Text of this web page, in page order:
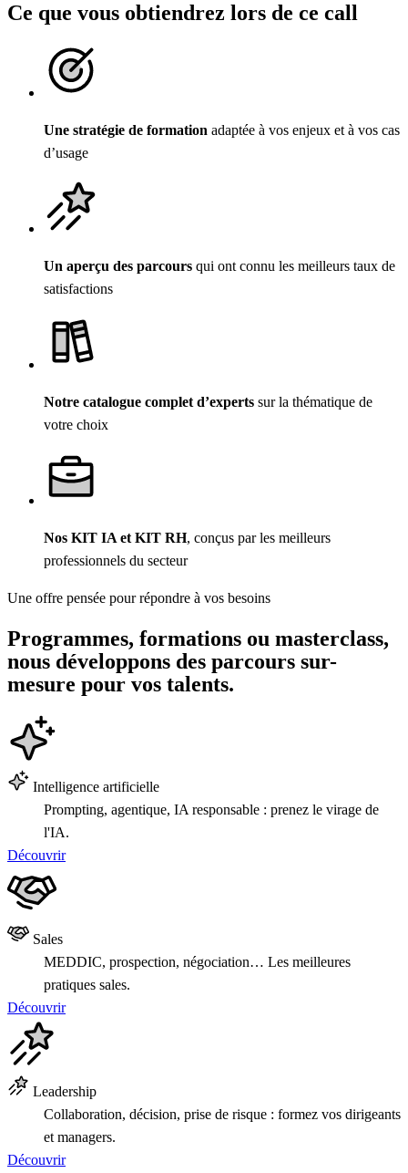
Ce que vous obtiendrez lors de ce call
Une stratégie de formation adaptée à vos enjeux et à vos cas
d’usage
Un aperçu des parcours qui ont connu les meilleurs taux de
satisfactions
Notre catalogue complet d’experts sur la thématique de
votre choix
Nos KIT IA et KIT RH, conçus par les meilleurs
professionnels du secteur
Une offre pensée pour répondre à vos besoins
Programmes, formations ou masterclass,
nous développons des parcours sur-
mesure pour vos talents.
Intelligence artificielle
Prompting, agentique, IA responsable : prenez le virage de
l'IA.
Découvrir
Sales
MEDDIC, prospection, négociation… Les meilleures
pratiques sales.
Découvrir
Leadership
Collaboration, décision, prise de risque : formez vos dirigeants
et managers.
Découvrir